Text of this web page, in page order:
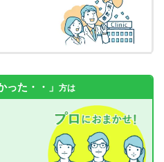
った・・」 方は